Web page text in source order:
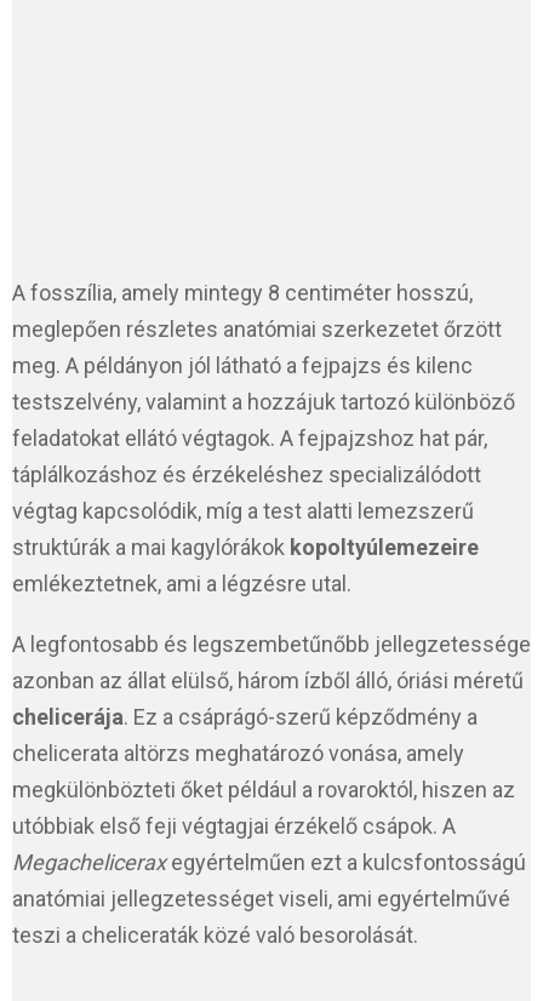
A fosszília, amely mintegy 8 centiméter hosszú,
meglepően részletes anatómiai szerkezetet őrzött
meg. A példányon jól látható a fejpajzs és kilenc
testszelvény, valamint a hozzájuk tartozó különböző
feladatokat ellátó végtagok. A fejpajzshoz hat pár,
táplálkozáshoz és érzékeléshez specializálódott
végtag kapcsolódik, míg a test alatti lemezszerű
struktúrák a mai kagylórákok kopoltyúlemezeire
emlékeztetnek, ami a légzésre utal.
A legfontosabb és legszembetűnőbb jellegzetessége
azonban az állat elülső, három ízből álló, óriási méretű
chelicerája. Ez a csáprágó-szerű képződmény a
chelicerata altörzs meghatározó vonása, amely
megkülönbözteti őket például a rovaroktól, hiszen az
utóbbiak első feji végtagjai érzékelő csápok. A
Megacheliceraxegyértelműen ezt a kulcsfontosságú
anatómiai jellegzetességet viseli, ami egyértelművé
teszi a cheliceraták közé való besorolását.